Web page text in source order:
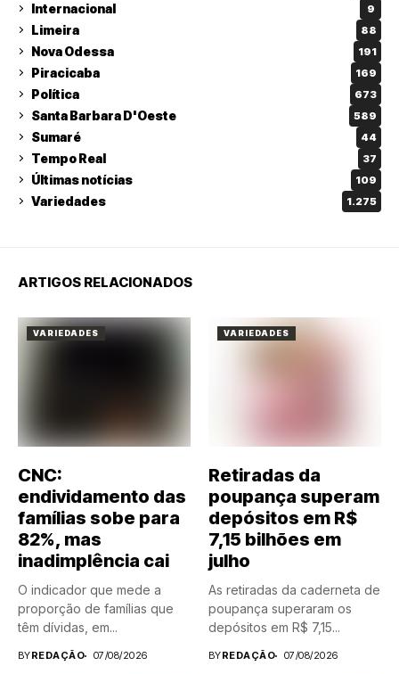
Internacional 9
Limeira 88
Nova Odessa 191
Piracicaba 169
Política 673
Santa Barbara D'Oeste 589
Sumaré 44
Tempo Real 37
Últimas notícias 109
Variedades 1.275
ARTIGOS RELACIONADOS
VARIEDADES
CNC:
endividamento das
famílias sobe para
82%, mas
inadimplência cai
O indicador que mede a
proporção de famílias que
têm dívidas, em...
BYREDAÇÃO 07/08/2026
VARIEDADES
Retiradas da
poupança superam
depósitos em R$
7,15 bilhões em
julho
As retiradas da caderneta de
poupança superaram os
depósitos em R$ 7,15...
BYREDAÇÃO 07/08/2026